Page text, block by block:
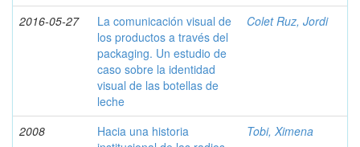
2016-05-27
La comunicación visual de
los productos a través del
packaging. Un estudio de
caso sobre la identidad
visual de las botellas de
leche
Colet Ruz, Jordi
2008
Hacia una historia
Tobi, Ximena